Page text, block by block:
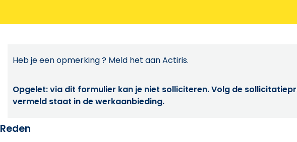
Heb je een opmerking ? Meld het aan Actiris.
Opgelet: via dit formulier kan je niet solliciteren. Volg de
vermeld staat in de werkaanbieding.
Reden